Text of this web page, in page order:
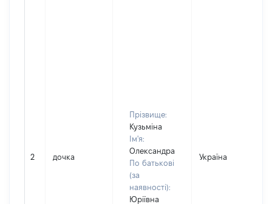
2 дочка
Прізвище:
Кузьміна
Ім'я:
Олександра
По батькові
(за
наявності):
Юріївна
Україна